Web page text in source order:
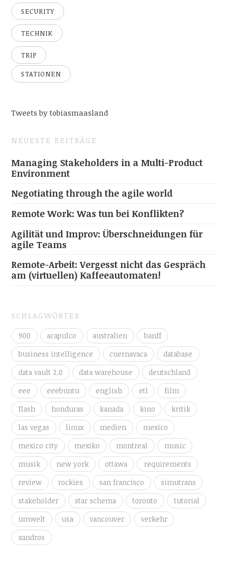
SECURITY
TECHNIK
TRIP
STATIONEN
Tweets by tobiasmaasland
NEUESTE BEITRÄGE
Managing Stakeholders in a Multi-Product
Environment
Negotiating through the agile world
Remote Work: Was tun bei Konflikten?
Agilität und Improv: Überschneidungen für
agile Teams
Remote-Arbeit: Vergesst nicht das Gespräch
am (virtuellen) Kaffeeautomaten!
SCHLAGWÖRTER
900 acapulco australien
banff
business intelligence
cuernavaca
database
data vault 2.0
data warehouse
deutschland
eee
eeebuntu english etl
film
flash
honduras kanada kino
kritik
las vegas
linux medien
mexico
mexico city
mexiko montreal
music
musik
new york ottawa
requirements
review
rockies san francisco
simutrans
stakeholder
star schema toronto
tutorial
umwelt
usa vancouver
verkehr
xandros